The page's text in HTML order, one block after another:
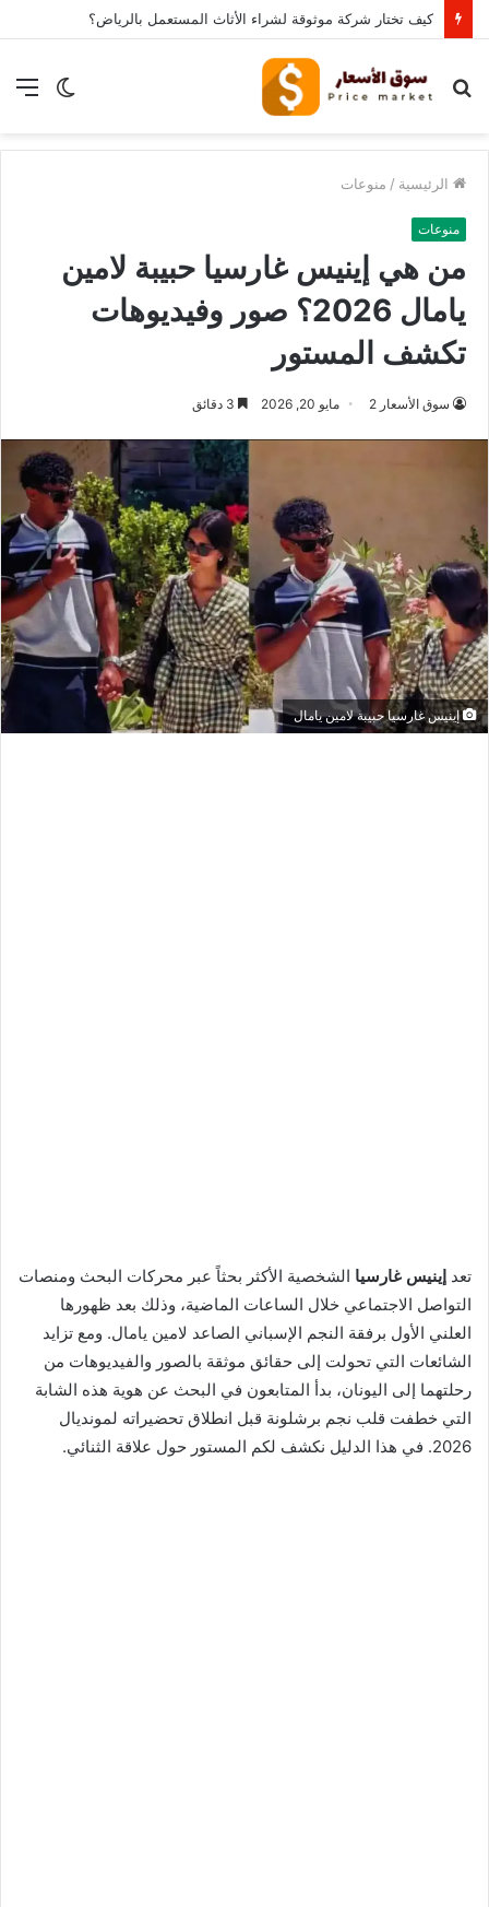
كيف تختار شركة موثوقة لشراء الأثاث المستعمل بالرياض؟
الوضع
بحث
الرئيسية / منوعات
منوعات
من هي إينيس غارسيا حبيبة لامين
يامال 2026؟ صور وفيديوهات
تكشف المستور
سوق الأسعار 2 مايو 20, 2026
إينيس غارسيا حبيبة لامين يامال
تعد إينيس غارسيا الشخصية الأكثر بحثاً عبر محركات البحث ومنصات
التواصل الاجتماعي خلال الساعات الماضية، وذلك بعد ظهورها
العلني الأول برفقة النجم الإسباني الصاعد لامين يامال. ومع تزايد
الشائعات التي تحولت إلى حقائق موثقة بالصور والفيديوهات من
رحلتهما إلى اليونان، بدأ المتابعون في البحث عن هوية هذه الشابة
التي خطفت قلب نجم برشلونة قبل انطلاق تحضيراته لمونديال
2026. في هذا الدليل نكشف لكم المستور حول علاقة الثنائي.